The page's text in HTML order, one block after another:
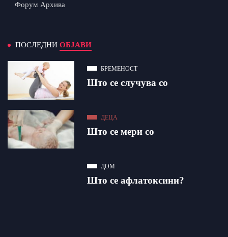
Форум Архива
ПОСЛЕДНИ ОБЈАВИ
БРЕМЕНОСТ
Што се случува со
ДЕЦА
Што се мери со
ДОМ
Што се афлатоксини?